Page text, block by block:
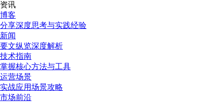
资讯
博客
分享深度思考与实践经验
新闻
要文纵览深度解析
技术指南
掌握核心方法与工具
运营场景
实战应用场景攻略
市场前沿